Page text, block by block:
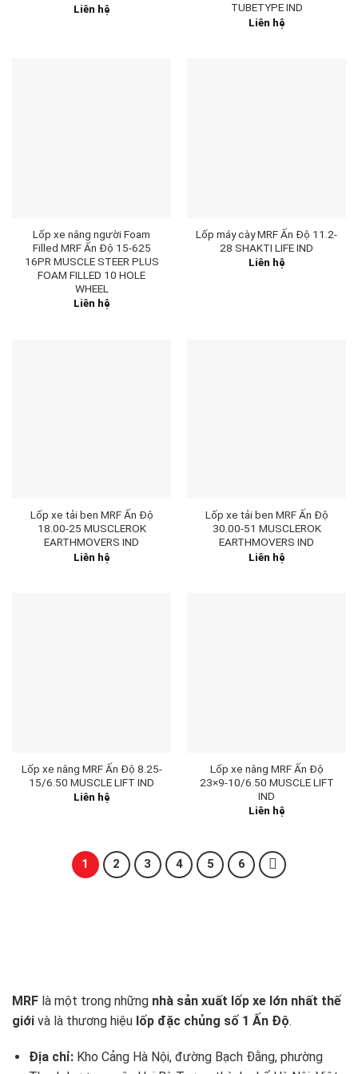
Liên hệ
TUBETYPE IND
Liên hệ
Lốp xe nâng người Foam
Filled MRF Ấn Độ 15-625
16PR MUSCLE STEER PLUS
FOAM FILLED 10 HOLE
WHEEL
Liên hệ
Lốp máy cày MRF Ấn Độ 11.2-
28 SHAKTI LIFE IND
Liên hệ
Lốp xe tải ben MRF Ấn Độ
18.00-25 MUSCLEROK
EARTHMOVERS IND
Liên hệ
Lốp xe tải ben MRF Ấn Độ
30.00-51 MUSCLEROK
EARTHMOVERS IND
Liên hệ
Lốp xe nâng MRF Ấn Độ 8.25-
15/6.50 MUSCLE LIFT IND
Liên hệ
Lốp xe nâng MRF Ấn Độ
23×9-10/6.50 MUSCLE LIFT
IND
Liên hệ
1 2 3 4 5 6
MRF là một trong những nhà sản xuất lốp xe lớn nhất thế
giới và là thương hiệu lốp đặc chủng số 1 Ấn Độ.
Địa chỉ:Kho Cảng Hà Nội, đường Bạch Đằng, phường